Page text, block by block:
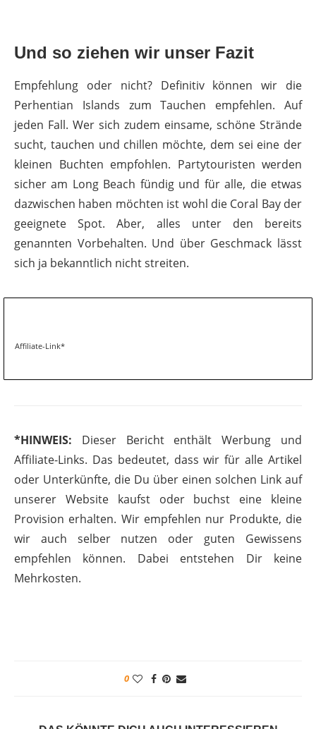
Und so ziehen wir unser Fazit
Empfehlung oder nicht? Definitiv können wir die
Perhentian Islands zum Tauchen empfehlen. Auf
jeden Fall. Wer sich zudem einsame, schöne Strände
sucht, tauchen und chillen möchte, dem sei eine der
kleinen Buchten empfohlen. Partytouristen werden
sicher am Long Beach fündig und für alle, die etwas
dazwischen haben möchten ist wohl die Coral Bay der
geeignete Spot. Aber, alles unter den bereits
genannten Vorbehalten. Und über Geschmack lässt
sich ja bekanntlich nicht streiten.
Affiliate-Link*
*HINWEIS: Dieser Bericht enthält Werbung und
Affiliate-Links. Das bedeutet, dass wir für alle Artikel
oder Unterkünfte, die Du über einen solchen Link auf
unserer Website kaufst oder buchst eine kleine
Provision erhalten. Wir empfehlen nur Produkte, die
wir auch selber nutzen oder guten Gewissens
empfehlen können. Dabei entstehen Dir keine
Mehrkosten.
0